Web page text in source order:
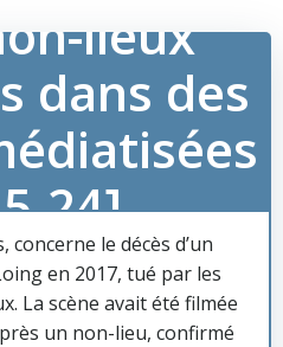
lieux
dans des
24]
concerne le décès d’un
en 2017, tué par les
La scène avait été filmée
un non-lieu, confirmé